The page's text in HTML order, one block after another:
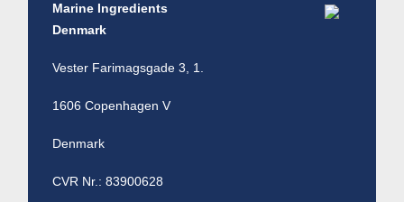
Marine Ingredients
Denmark
Vester Farimagsgade 3, 1.
1606 Copenhagen V
Denmark
CVR Nr.: 83900628